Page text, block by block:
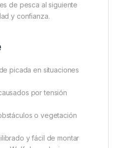
de pesca al siguiente
y confianza.
picada en situaciones
por tensión
o vegetación
y fácil de montar